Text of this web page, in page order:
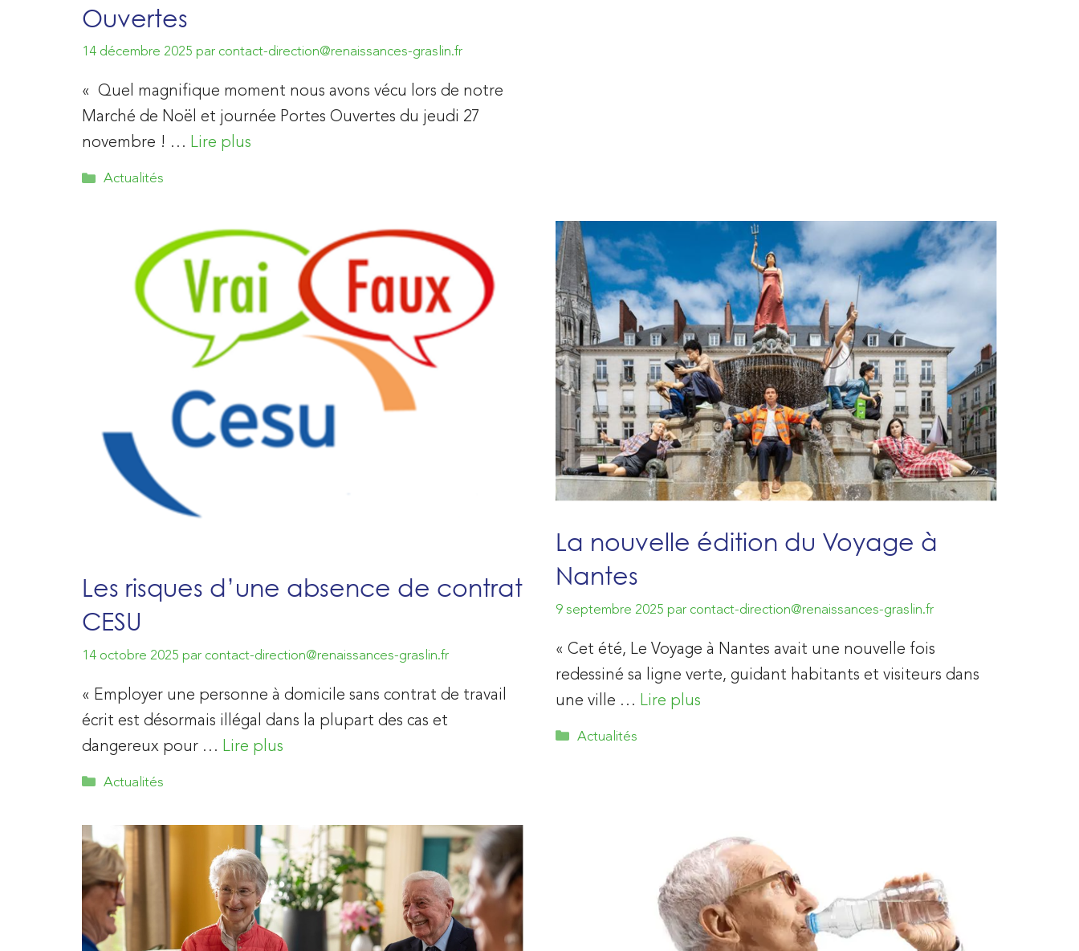
Ouvertes
14 décembre 2025 parcontact-direction@renaissances-graslin.fr
« Quel magnifique moment nous avons vécu lors de notre
Marché de Noël et journée Portes Ouvertes du jeudi 27
novembre ! … Lire plus
Catégories
Actualités
Les risques d’une absence de contrat
CESU
14 octobre 2025 parcontact-direction@renaissances-graslin.fr
« Employer une personne à domicile sans contrat de travail
écrit est désormais illégal dans la plupart des cas et
dangereux pour … Lire plus
Catégories
Actualités
La nouvelle édition du Voyage à
Nantes
9 septembre 2025 parcontact-direction@renaissances-graslin.fr
« Cet été, Le Voyage à Nantes avait une nouvelle fois
redessiné sa ligne verte, guidant habitants et visiteurs dans
une ville … Lire plus
Catégories
Actualités